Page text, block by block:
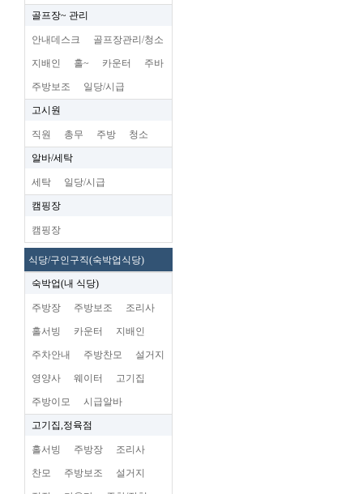
골프장~ 관리
안내데스크 골프장관리/청소
지배인 홀~ 카운터 주바
주방보조 일당/시급
고시원
직원 총무 주방 청소
알바/세탁
세탁 일당/시급
캠핑장
캠핑장
식당/구인구직(숙박업식당)
숙박업(내 식당)
주방장 주방보조 조리사
홀서빙 카운터 지배인
주차안내 주방찬모 설거지
영양사 웨이터 고기집
주방이모 시급알바
고기집,정육점
홀서빙 주방장 조리사
찬모 주방보조 설거지